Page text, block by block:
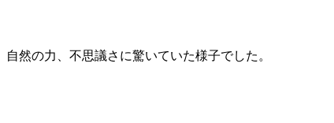
自然の力、不思議さに驚いていた様子でした。